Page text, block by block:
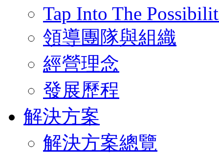
Tap Into The
領導團隊與組織
經營理念
發展歷程
解決方案
解決方案總覽